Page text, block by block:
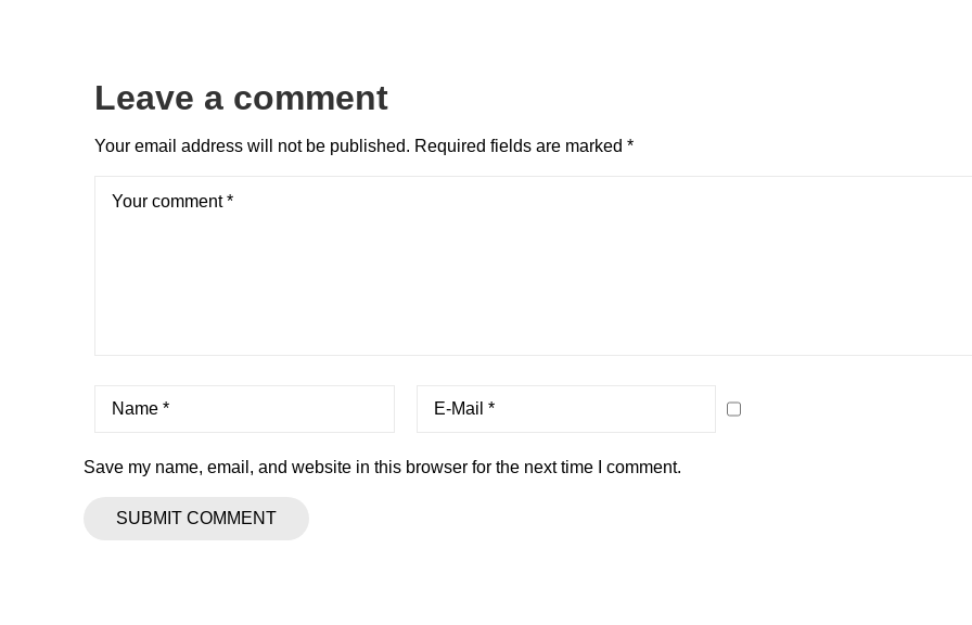
Leave a comment
Your email address will not be published. Required fields are marked *
Save my name, email, and website in this browser for the next time I comment.